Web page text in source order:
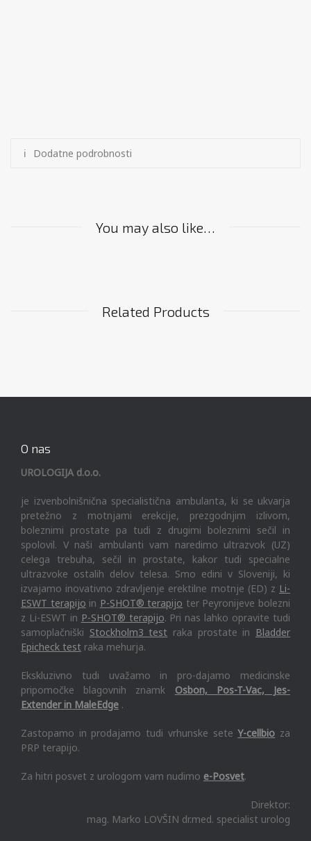
Dodatne podrobnosti
You may also like…
Related Products
O nas
UROLOGIJA d.o.o.
je izvenbolnišnična specialistična ambulanta, ki se ukvarja
pretežno z motnjami erekcije, prezgodnjim izlivom,
boleznimi prostate pa tudi z drugimi boleznimi sečil in
spolovil. V naši ambulanti vam naredimo ultrazvok (UZ)
celega trebuha, sečil in prostate, kakor tudi specialne
ultrazvoke ostalih delov telesa. Smo edini v Sloveniji, ki
izvajamo inovativno zdravljenje erektilne motnje (ED) z Li-
ESWT terapijo in P-SHOT® terapijo ter Peyronijeve bolezni
z Li-ESWT in P-SHOT® terapijo. Pri nas lahko opravite tudi
samoplačniški Stockholm3 test raka prostate in Bladder
Epicheck test raka mehurja.
Ekskluzivno tudi uvažamo in pro-dajamo medicinske
pripomočke blagovnih znamk Osbon, Pos-T-Vac, Jes-
Extender in MaleEdge .
Zastopamo in prodajamo tudi vrhunske seteY-cellbio za
PRP terapijo.
Za hitri posvet z urologom vam nudimo e-Posvet.
Direktor:
mag. Marko LOVŠIN dr.med. specialist urolog